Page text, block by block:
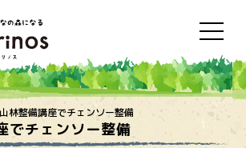
林整備講座でチェンソー整備
でチェンソー整備